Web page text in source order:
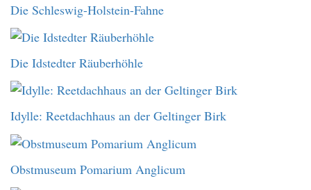
Die Schleswig-Holstein-Fahne
Die Idstedter Räuberhöhle
Idylle: Reetdachhaus an der Geltinger Birk
Obstmuseum Pomarium Anglicum